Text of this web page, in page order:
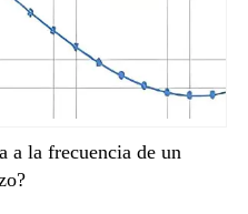
a la frecuencia de un